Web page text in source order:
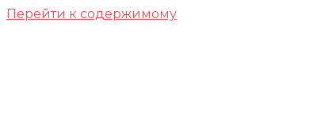
Перейти к содержимому